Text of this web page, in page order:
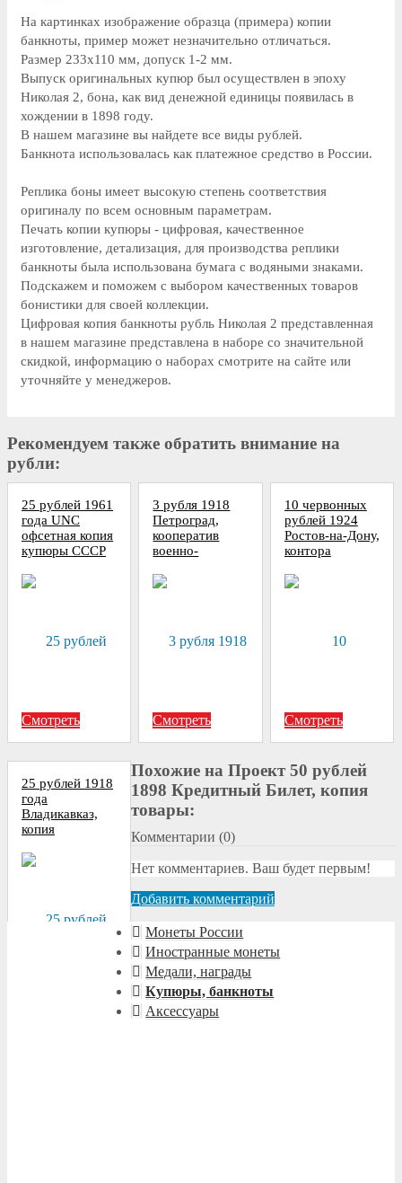
На картинках изображение образца (примера) копии
банкноты, пример может незначительно отличаться.
Размер 233х110 мм, допуск 1-2 мм.
Выпуск оригинальных купюр был осуществлен в эпоху
Николая 2, бона, как вид денежной единицы появилась в
хождении в 1898 году.
В нашем магазине вы найдете все виды рублей.
Банкнота использовалась как платежное средство в России.
Реплика боны имеет высокую степень соответствия
оригиналу по всем основным параметрам.
Печать копии купюры - цифровая, качественное
изготовление, детализация, для производства реплики
банкноты была использована бумага с водяными знаками.
Подскажем и поможем с выбором качественных товаров
бонистики для своей коллекции.
Цифровая копия банкноты рубль Николая 2 представленная
в нашем магазине представлена в наборе со значительной
скидкой, информацию о наборах смотрите на сайте или
уточняйте у менеджеров.
Рекомендуем также обратить внимание на
рубли:
25 рублей 1961
года UNC
офсетная копия
купюры СССР
Смотреть
3 рубля 1918
Петроград,
кооператив
военно-
отдела, копия
Смотреть
10 червонных
рублей 1924
Ростов-на-Дону,
контора
копия ордера
Смотреть
25 рублей 1918
года
Владикавказ,
копия
Похожие на Проект 50 рублей
1898 Кредитный Билет, копия
товары:
Комментарии (0)
Нет комментариев. Ваш будет первым!
Добавить комментарий
Монеты России
Иностранные монеты
Медали, награды
Купюры, банкноты
Аксессуары